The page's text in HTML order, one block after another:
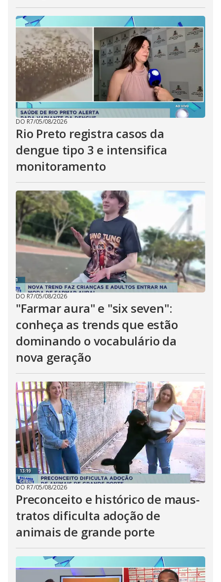
DO R7/05/08/2026
Rio Preto registra casos da
dengue tipo 3 e intensifica
monitoramento
DO R7/05/08/2026
"Farmar aura" e "six seven":
conheça as trends que estão
dominando o vocabulário da
nova geração
DO R7/05/08/2026
Preconceito e histórico de maus-
tratos dificulta adoção de
animais de grande porte